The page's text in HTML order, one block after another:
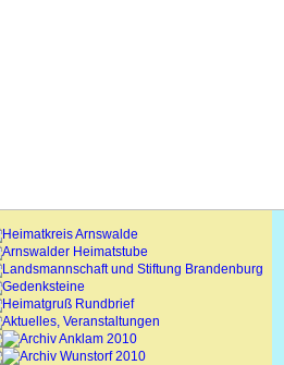
Heimatkreis Arnswalde
Arnswalder Heimatstube
Landsmannschaft und Stiftung Brandenburg
Gedenksteine
Heimatgruß Rundbrief
Aktuelles, Veranstaltungen
Archiv Anklam 2010
Archiv Wunstorf 2010